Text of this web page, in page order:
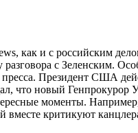
как и с российским
с Зеленским.
Президент США
что новый Генпрокурор
моменты.
вместе критикуют